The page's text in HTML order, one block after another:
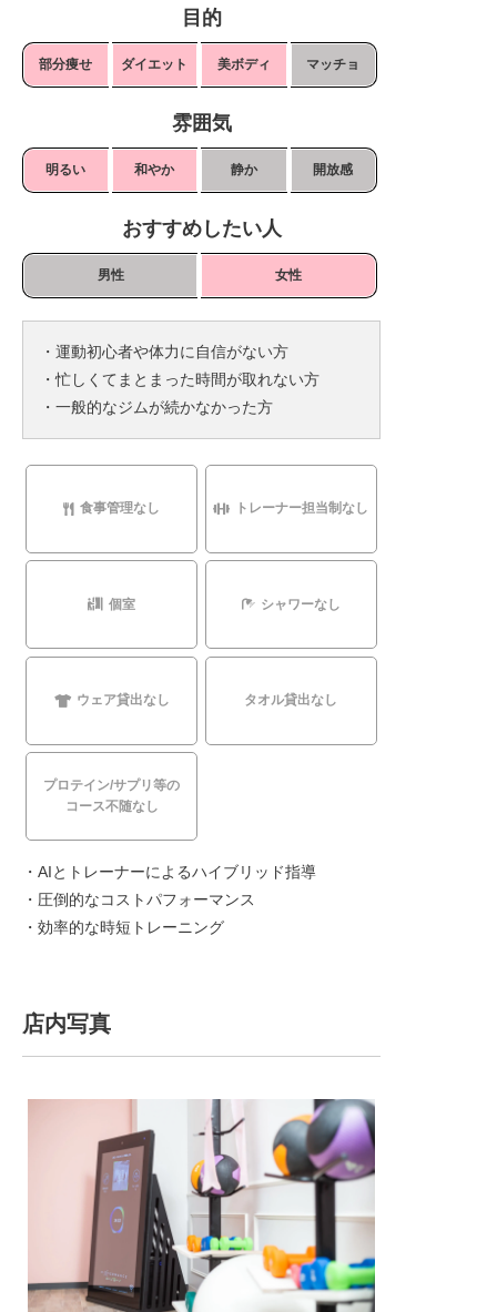
目的
部分痩せ ダイエット 美ボディ マッチョ
雰囲気
明るい 和やか 静か 開放感
おすすめしたい人
男性 女性
・運動初心者や体力に自信がない方
・忙しくてまとまった時間が取れない方
・一般的なジムが続かなかった方
食事管理なし トレーナー担当制なし
個室 シャワーなし
ウェア貸出なし タオル貸出なし
プロテイン/サプリ等の
コース不随なし
・AIとトレーナーによるハイブリッド指導
・圧倒的なコストパフォーマンス
・効率的な時短トレーニング
店内写真